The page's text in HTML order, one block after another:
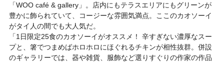
「WOO café & gallery」。店内にもテラスエリアにもグリーンが
豊かに飾られていて、コージーな雰囲気満点。ここのカオソーイ
がタイ人の間でも大人気だ。
「1日限定25食のカオソーイがオススメ！ 辛すぎない濃厚なスー
プと、箸でつまめばホロホロにほぐれるチキンが相性抜群。併設
のギャラリーでは、器や雑貨、服飾など選りすぐりの作家の作品